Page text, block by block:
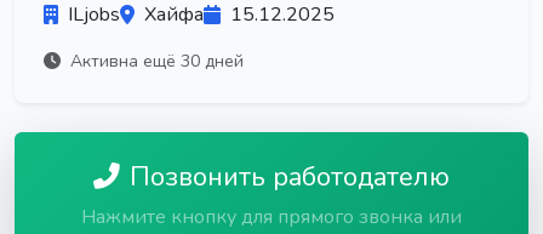
ILjobs Хайфа 15.12.2025
Активна ещё 30 дней
Позвонить работодателю
Нажмите кнопку для прямого звонка или